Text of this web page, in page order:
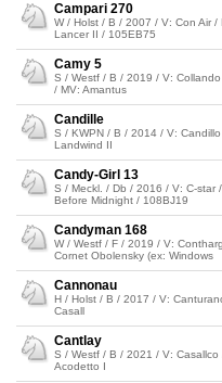
Campari 270
W / Holst / B / 2007 / V: Con Air /
Lancer II / 105EB75
Camy 5
S / Westf / B / 2019 / V: Collando
/ MV: Amantus
Candille
S / KWPN / B / 2014 / V: Candillo
Landwind II
Candy-Girl 13
S / Meckl. / Db / 2016 / V: C-star
Before Midnight / 108BJ19
Candyman 168
W / Westf / F / 2019 / V:
Cornet Obolensky (ex: Windows
Cannonau
H / Holst / B / 2017 / V:
Casall
Cantlay
S / Westf / B / 2021 / V: Casallco
Acodetto I